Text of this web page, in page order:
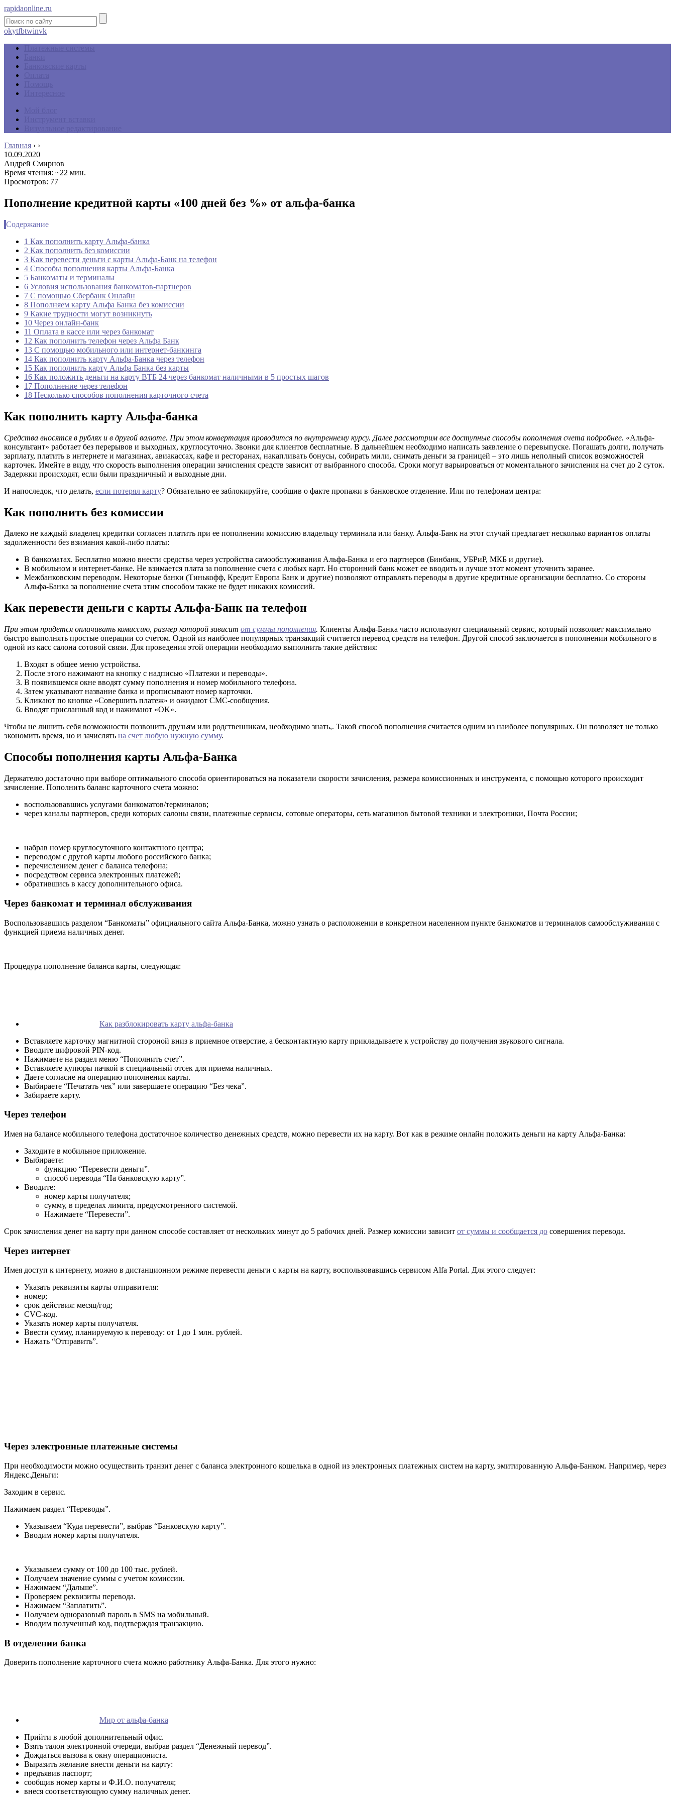
rapidaonline.ru
okytfbtwinvk
Главная › ›
10.09.2020
Андрей Смирнов
Время чтения: ~22 мин.
Просмотров: 77
Пополнение кредитной карты «100 дней без %» от альфа-банка
Содержание
1 Как пополнить карту Альфа-банка
2 Как пополнить без комиссии
3 Как перевести деньги с карты Альфа-Банк на телефон
4 Способы пополнения карты Альфа-Банка
5 Банкоматы и терминалы
6 Условия использования банкоматов-партнеров
7 С помощью Сбербанк Онлайн
8 Пополняем карту Альфа Банка без комиссии
9 Какие трудности могут возникнуть
10 Через онлайн-банк
11 Оплата в кассе или через банкомат
12 Как пополнить телефон через Альфа Банк
13 С помощью мобильного или интернет-банкинга
14 Как пополнить карту Альфа-Банка через телефон
15 Как пополнить карту Альфа Банка без карты
16 Как положить деньги на карту ВТБ 24 через банкомат наличными в 5 простых шагов
17 Пополнение через телефон
18 Несколько способов пополнения карточного счета
Как пополнить карту Альфа-банка
Средства вносятся в рублях и в другой валюте. При этом конвертация проводится по внутреннему курсу. Далее рассмотрим все доступные способы пополнения счета подробнее. «Альфа-
консультант» работает без перерывов и выходных, круглосуточно. Звонки для клиентов бесплатные. В дальнейшем необходимо написать заявление о перевыпуске. Погашать долги, получать
зарплату, платить в интернете и магазинах, авиакассах, кафе и ресторанах, накапливать бонусы, собирать мили, снимать деньги за границей – это лишь неполный список возможностей
карточек. Имейте в виду, что скорость выполнения операции зачисления средств зависит от выбранного способа. Сроки могут варьироваться от моментального зачисления на счет до 2 суток.
Задержки происходят, если были праздничный и выходные дни.
И напоследок, что делать, если потерял карту? Обязательно ее заблокируйте, сообщив о факте пропажи в банковское отделение. Или по телефонам центра:
Как пополнить без комиссии
Далеко не каждый владелец кредитки согласен платить при ее пополнении комиссию владельцу терминала или банку. Альфа-Банк на этот случай предлагает несколько вариантов оплаты
задолженности без взимания какой-либо платы:
В банкоматах. Бесплатно можно внести средства через устройства самообслуживания Альфа-Банка и его партнеров (Бинбанк, УБРиР, МКБ и другие).
В мобильном и интернет-банке. Не взимается плата за пополнение счета с любых карт. Но сторонний банк может ее вводить и лучше этот момент уточнить заранее.
Межбанковским переводом. Некоторые банки (Тинькофф, Кредит Европа Банк и другие) позволяют отправлять переводы в другие кредитные организации бесплатно. Со стороны
Альфа-Банка за пополнение счета этим способом также не будет никаких комиссий.
Как перевести деньги с карты Альфа-Банк на телефон
При этом придется оплачивать комиссию, размер которой зависит от суммы пополнения. Клиенты Альфа-Банка часто используют специальный сервис, который позволяет максимально
быстро выполнять простые операции со счетом. Одной из наиболее популярных транзакций считается перевод средств на телефон. Другой способ заключается в пополнении мобильного в
одной из касс салона сотовой связи. Для проведения этой операции необходимо выполнить такие действия:
Входят в общее меню устройства.
После этого нажимают на кнопку с надписью «Платежи и переводы».
В появившемся окне вводят сумму пополнения и номер мобильного телефона.
Затем указывают название банка и прописывают номер карточки.
Кликают по кнопке «Совершить платеж» и ожидают СМС-сообщения.
Вводят присланный код и нажимают «OK».
Чтобы не лишить себя возможности позвонить друзьям или родственникам, необходимо знать,. Такой способ пополнения считается одним из наиболее популярных. Он позволяет не только
экономить время, но и зачислять на счет любую нужную сумму.
Способы пополнения карты Альфа-Банка
Держателю достаточно при выборе оптимального способа ориентироваться на показатели скорости зачисления, размера комиссионных и инструмента, с помощью которого происходит
зачисление. Пополнить баланс карточного счета можно:
воспользовавшись услугами банкоматов/терминалов;
через каналы партнеров, среди которых салоны связи, платежные сервисы, сотовые операторы, сеть магазинов бытовой техники и электроники, Почта России;
набрав номер круглосуточного контактного центра;
переводом с другой карты любого российского банка;
перечислением денег с баланса телефона;
посредством сервиса электронных платежей;
обратившись в кассу дополнительного офиса.
Через банкомат и терминал обслуживания
Воспользовавшись разделом “Банкоматы” официального сайта Альфа-Банка, можно узнать о расположении в конкретном населенном пункте банкоматов и терминалов самообслуживания с
функцией приема наличных денег.
Процедура пополнение баланса карты, следующая:
Как разблокировать карту альфа-банка
Вставляете карточку магнитной стороной вниз в приемное отверстие, а бесконтактную карту прикладываете к устройству до получения звукового сигнала.
Вводите цифровой PIN-код.
Нажимаете на раздел меню “Пополнить счет”.
Вставляете купюры пачкой в специальный отсек для приема наличных.
Даете согласие на операцию пополнения карты.
Выбираете “Печатать чек” или завершаете операцию “Без чека”.
Забираете карту.
Через телефон
Имея на балансе мобильного телефона достаточное количество денежных средств, можно перевести их на карту. Вот как в режиме онлайн положить деньги на карту Альфа-Банка:
Заходите в мобильное приложение.
Выбираете:
функцию “Перевести деньги”.
способ перевода “На банковскую карту”.
Вводите:
номер карты получателя;
сумму, в пределах лимита, предусмотренного системой.
Нажимаете “Перевести”.
Срок зачисления денег на карту при данном способе составляет от нескольких минут до 5 рабочих дней. Размер комиссии зависит от суммы и сообщается до совершения перевода.
Через интернет
Имея доступ к интернету, можно в дистанционном режиме перевести деньги с карты на карту, воспользовавшись сервисом Alfa Portal. Для этого следует:
Указать реквизиты карты отправителя:
номер;
срок действия: месяц/год;
CVC-код.
Указать номер карты получателя.
Ввести сумму, планируемую к переводу: от 1 до 1 млн. рублей.
Нажать “Отправить”.
Через электронные платежные системы
При необходимости можно осуществить транзит денег с баланса электронного кошелька в одной из электронных платежных систем на карту, эмитированную Альфа-Банком. Например, через
Яндекс.Деньги:
Заходим в сервис.
Нажимаем раздел “Переводы”.
Указываем “Куда перевести”, выбрав “Банковскую карту”.
Вводим номер карты получателя.
Указываем сумму от 100 до 100 тыс. рублей.
Получаем значение суммы с учетом комиссии.
Нажимаем “Дальше”.
Проверяем реквизиты перевода.
Нажимаем “Заплатить”.
Получаем одноразовый пароль в SMS на мобильный.
Вводим полученный код, подтверждая транзакцию.
В отделении банка
Доверить пополнение карточного счета можно работнику Альфа-Банка. Для этого нужно:
Мир от альфа-банка
Прийти в любой дополнительный офис.
Взять талон электронной очереди, выбрав раздел “Денежный перевод”.
Дождаться вызова к окну операциониста.
Выразить желание внести деньги на карту:
предъявив паспорт;
сообщив номер карты и Ф.И.О. получателя;
внеся соответствующую сумму наличных денег.